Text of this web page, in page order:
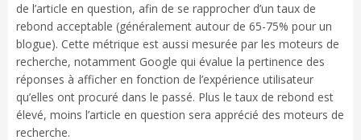
de l’article en question, afin de se rapprocher d’un taux de
rebond acceptable (généralement autour de 65-75% pour un
blogue). Cette métrique est aussi mesurée par les moteurs de
recherche, notamment Google qui évalue la pertinence des
réponses à afficher en fonction de l’expérience utilisateur
qu’elles ont procuré dans le passé. Plus le taux de rebond est
élevé, moins l’article en question sera apprécié des moteurs de
recherche.